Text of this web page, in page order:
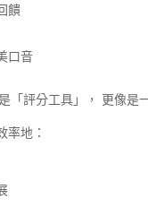
饋
口音
「評分工具」， 更像是
率地：